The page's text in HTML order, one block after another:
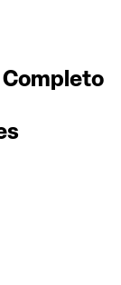
Completo